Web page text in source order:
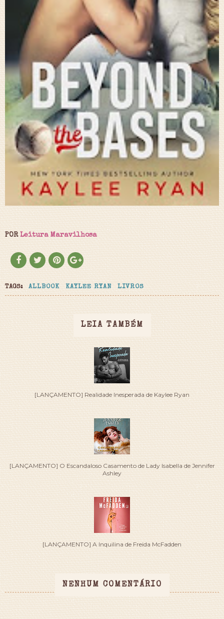
PORLeitura Maravilhosa
TAGS: ALLBOOK KAYLEE RYAN LIVROS
LEIA TAMBÉM
[LANÇAMENTO] Realidade Inesperada de Kaylee Ryan
[LANÇAMENTO] O Escandaloso Casamento de Lady Isabella de Jennifer
Ashley
[LANÇAMENTO] A Inquilina de Freida McFadden
NENHUM COMENTÁRIO